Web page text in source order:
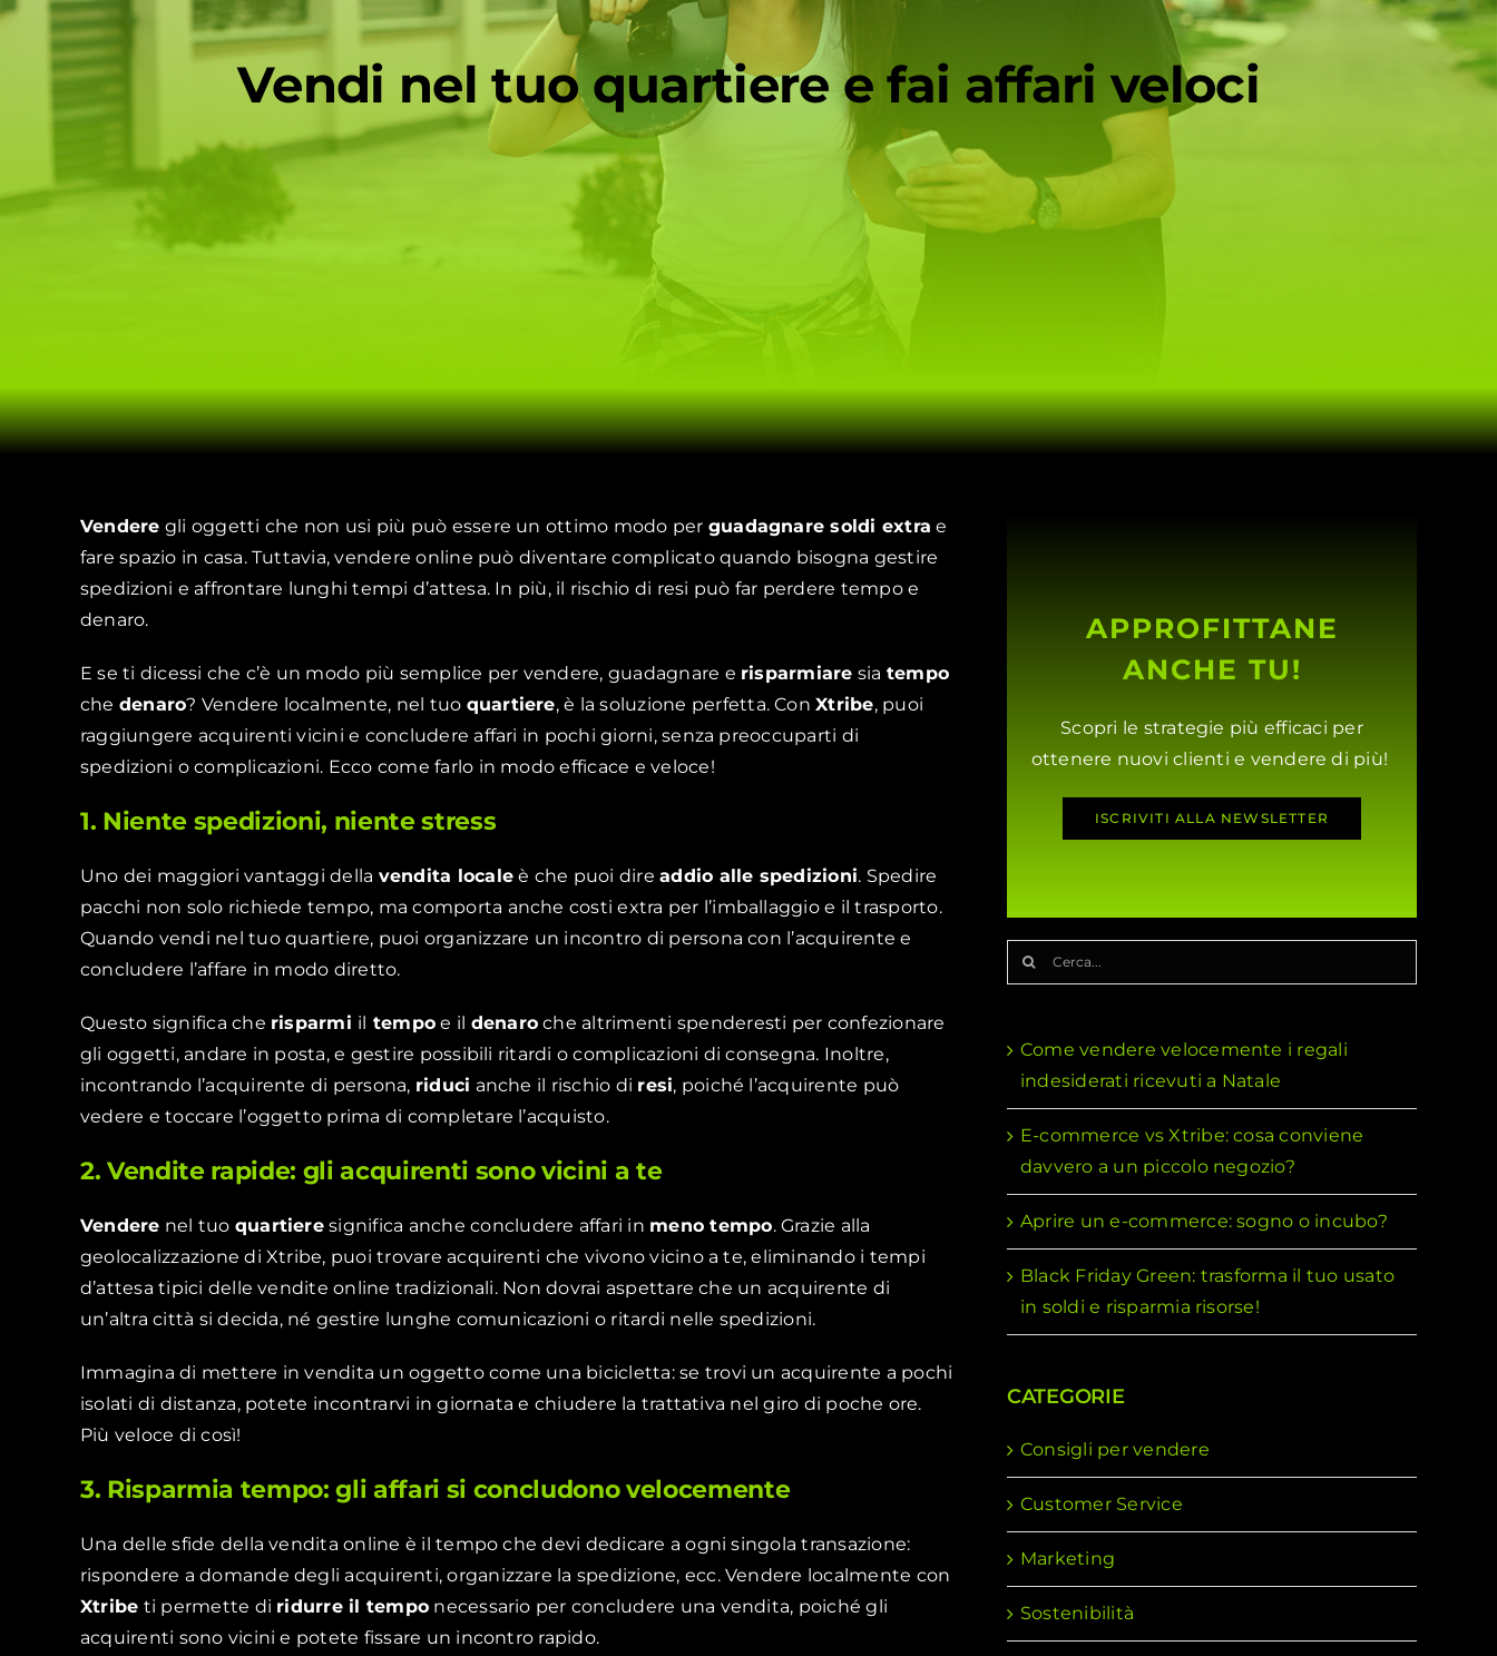
Vendi nel tuo quartiere e fai affari veloci
Vendere gli oggetti che non usi più può essere un ottimo modo per guadagnare soldi extra e
fare spazio in casa. Tuttavia, vendere online può diventare complicato quando bisogna gestire
spedizioni e affrontare lunghi tempi d’attesa. In più, il rischio di resi può far perdere tempo e
denaro.
E se ti dicessi che c’è un modo più semplice per vendere, guadagnare e risparmiare sia tempo
che denaro? Vendere localmente, nel tuo quartiere, è la soluzione perfetta. ConXtribe, puoi
raggiungere acquirenti vicini e concludere affari in pochi giorni, senza preoccuparti di
spedizioni o complicazioni. Ecco come farlo in modo efficace e veloce!
1. Niente spedizioni, niente stress
Uno dei maggiori vantaggi della vendita locale è che puoi direaddio alle spedizioni. Spedire
pacchi non solo richiede tempo, ma comporta anche costi extra per l’imballaggio e il trasporto.
Quando vendi nel tuo quartiere, puoi organizzare un incontro di persona con l’acquirente e
concludere l’affare in modo diretto.
Questo significa che risparmi il tempo e il denaro che altrimenti spenderesti per confezionare
gli oggetti, andare in posta, e gestire possibili ritardi o complicazioni di consegna. Inoltre,
incontrando l’acquirente di persona, riduci anche il rischio di resi, poiché l’acquirente può
vedere e toccare l’oggetto prima di completare l’acquisto.
2. Vendite rapide: gli acquirenti sono vicini a te
Vendere nel tuo quartieresignifica anche concludere affari in meno tempo. Grazie alla
geolocalizzazione di Xtribe, puoi trovare acquirenti che vivono vicino a te, eliminando i tempi
d’attesa tipici delle vendite online tradizionali. Non dovrai aspettare che un acquirente di
un’altra città si decida, né gestire lunghe comunicazioni o ritardi nelle spedizioni.
Immagina di mettere in vendita un oggetto come una bicicletta: se trovi un acquirente a pochi
isolati di distanza, potete incontrarvi in giornata e chiudere la trattativa nel giro di poche ore.
Più veloce di così!
3. Risparmia tempo: gli affari si concludono velocemente
Una delle sfide della vendita online è il tempo che devi dedicare a ogni singola transazione:
rispondere a domande degli acquirenti, organizzare la spedizione, ecc. Vendere localmente con
Xtribe ti permette di ridurre il tempo necessario per concludere una vendita, poiché gli
acquirenti sono vicini e potete fissare un incontro rapido.
APPROFITTANE
ANCHE TU!
Scopri le strategie più efficaci per
ottenere nuovi clienti e vendere di più!
ISCRIVITI ALLA NEWSLETTER
Cerca
per:
Come vendere velocemente i regali
indesiderati ricevuti a Natale
E-commerce vs Xtribe: cosa conviene
davvero a un piccolo negozio?
Aprire un e-commerce: sogno o incubo?
Black Friday Green: trasforma il tuo usato
in soldi e risparmia risorse!
CATEGORIE
Consigli per vendere
Customer Service
Marketing
Sostenibilità